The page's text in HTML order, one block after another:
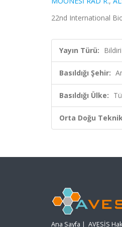
22nd International
Yayın Türü:
Basıldığı Şehir:
Basıldığı Ülke:
Orta Doğu
Ana Sayfa | AVESİS